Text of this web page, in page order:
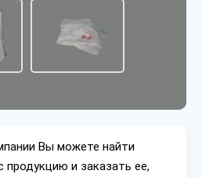
Вы можете найти
и заказать ее,